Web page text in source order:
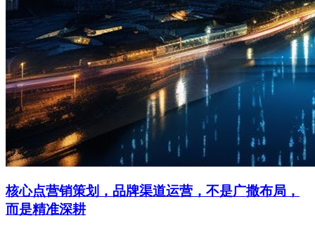
核心点营销策划，品牌渠道运营，不是广撒布局，
而是精准深耕